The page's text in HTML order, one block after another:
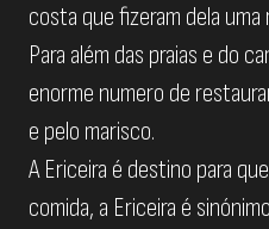
costa que fizeram dela
Para além das praias e do
enorme numero de
e pelo marisco.
A Ericeira é destino para
comida, a Ericeira é